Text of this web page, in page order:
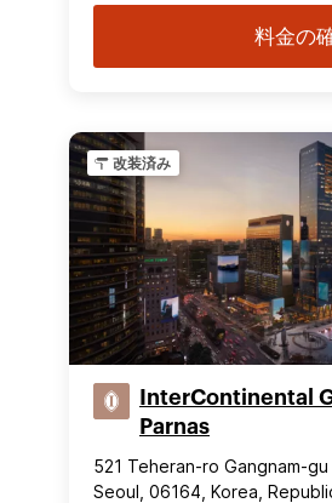
料金の
改装済み
InterContinental
Parnas
521 Teheran-ro Gangnam-gu
Seoul, 06164, Korea,